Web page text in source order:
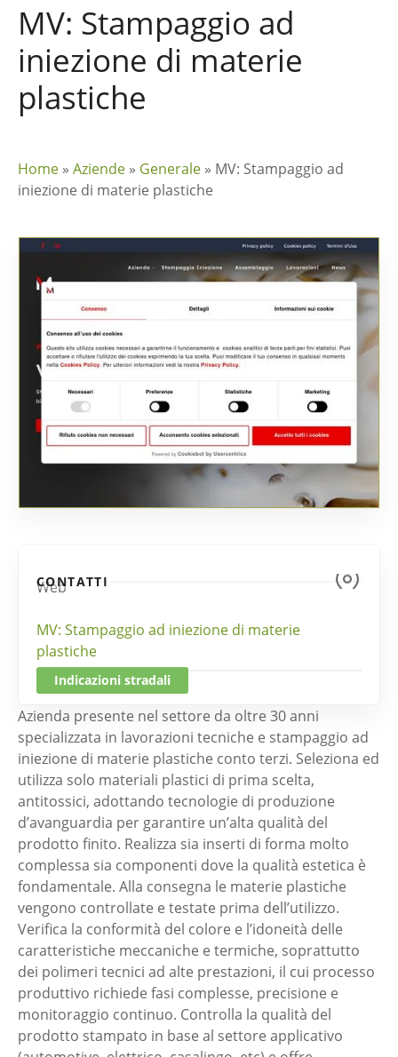
MV: Stampaggio ad
iniezione di materie
plastiche
Home » Aziende » Generale » MV: Stampaggio ad
iniezione di materie plastiche
CONTATTI
Web
MV: Stampaggio ad iniezione di materie
plastiche
Indicazioni stradali
Azienda presente nel settore da oltre 30 anni
specializzata in lavorazioni tecniche e stampaggio ad
iniezione di materie plastiche conto terzi. Seleziona ed
utilizza solo materiali plastici di prima scelta,
antitossici, adottando tecnologie di produzione
d’avanguardia per garantire un’alta qualità del
prodotto finito. Realizza sia inserti di forma molto
complessa sia componenti dove la qualità estetica è
fondamentale. Alla consegna le materie plastiche
vengono controllate e testate prima dell’utilizzo.
Verifica la conformità del colore e l’idoneità delle
caratteristiche meccaniche e termiche, soprattutto
dei polimeri tecnici ad alte prestazioni, il cui processo
produttivo richiede fasi complesse, precisione e
monitoraggio continuo. Controlla la qualità del
prodotto stampato in base al settore applicativo